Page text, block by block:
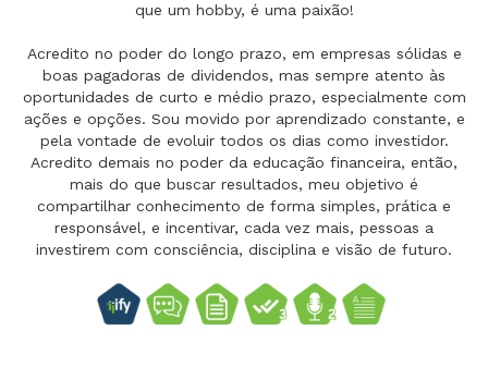
que um hobby, é uma paixão!
Acredito no poder do longo prazo, em empresas sólidas e
boas pagadoras de dividendos, mas sempre atento às
oportunidades de curto e médio prazo, especialmente com
ações e opções. Sou movido por aprendizado constante, e
pela vontade de evoluir todos os dias como investidor.
Acredito demais no poder da educação financeira, então,
mais do que buscar resultados, meu objetivo é
compartilhar conhecimento de forma simples, prática e
responsável, e incentivar, cada vez mais, pessoas a
investirem com consciência, disciplina e visão de futuro.